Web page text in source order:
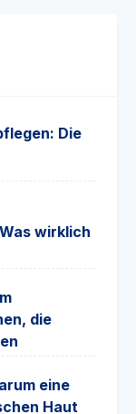
Die
wirklich
die
eine
Haut